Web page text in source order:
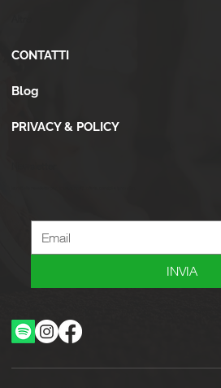
CONTATTI
Blog
PRIVACY & POLICY
INVIA